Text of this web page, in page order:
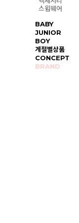
스윔웨어
BABY
JUNIOR
BOY
계절별상품
CONCEPT
BRAND